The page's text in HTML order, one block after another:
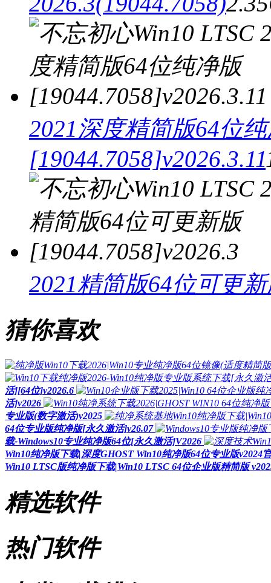
2021深度精简版64位
[19044.7058]v2026.3.11
2021精简版64位可更
猜你喜欢
活][64位]v2026.6
活]v2026
专业版(数字激活)v2025
64位专业版纯净版[永久激活]v26.07
载-Windows10专业纯净版64位[永久激活]V2026
Win10纯净版下载|深度GHOST Win10纯净版64位专业版v2024
Win10 LTSC版纯净版下载|Win10 LTSC 64位企业版精简版
精选软件
热门软件